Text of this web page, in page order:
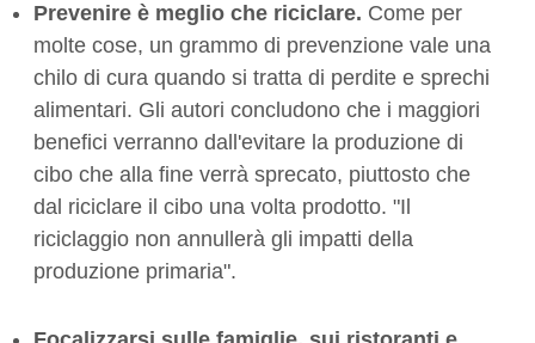
Prevenire è meglio che riciclare. Come per
molte cose, un grammo di prevenzione vale una
chilo di cura quando si tratta di perdite e sprechi
alimentari. Gli autori concludono che i maggiori
benefici verranno dall'evitare la produzione di
cibo che alla fine verrà sprecato, piuttosto che
dal riciclare il cibo una volta prodotto. "Il
riciclaggio non annullerà gli impatti della
produzione primaria".